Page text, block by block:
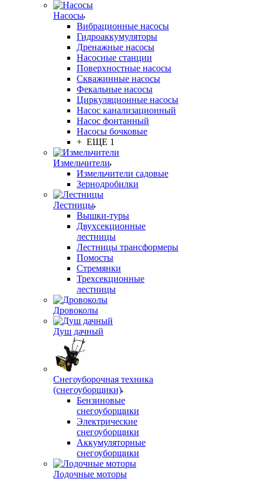
Насосы
Вибрационные насосы
Гидроаккумуляторы
Дренажные насосы
Насосные станции
Поверхностные насосы
Скважинные насосы
Фекальные насосы
Циркуляционные насосы
Насос канализационный
Насос фонтанный
Насосы бочковые
+ ЕЩЕ 1
Измельчители
Измельчители садовые
Зернодробилки
Лестницы
Вышки-туры
Двухсекционные
лестницы
Лестницы трансформеры
Помосты
Стремянки
Трехсекционные
лестницы
Дровоколы
Душ дачный
Снегоуборочная техника
(снегоуборщики)
Бензиновые
снегоуборщики
Электрические
снегоуборщики
Аккумуляторные
снегоуборщики
Лодочные моторы